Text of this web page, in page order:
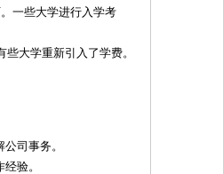
一些大学进行入学考
大学重新引入了学费。
司事务。
验。